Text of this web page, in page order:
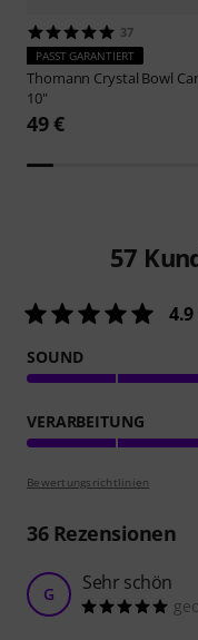
37
PASST GARANTIERT
Thomann Crystal Bowl
10"
49 €
57
4.9
SOUND
VERARBEITUNG
Bewertungsrichtlinien
36Rezensionen
G Sehr schön